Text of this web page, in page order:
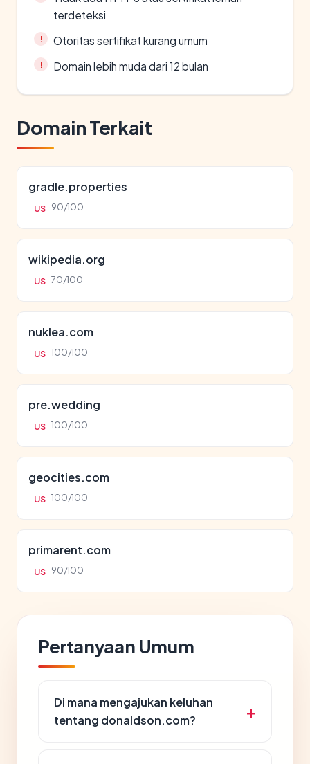
terdeteksi
Otoritas sertifikat kurang umum
Domain lebih muda dari 12 bulan
Domain Terkait
gradle.properties
US 90/100
wikipedia.org
US 70/100
nuklea.com
US 100/100
pre.wedding
US 100/100
geocities.com
US 100/100
primarent.com
US 90/100
Pertanyaan Umum
Di mana mengajukan keluhan
tentang donaldson.com?